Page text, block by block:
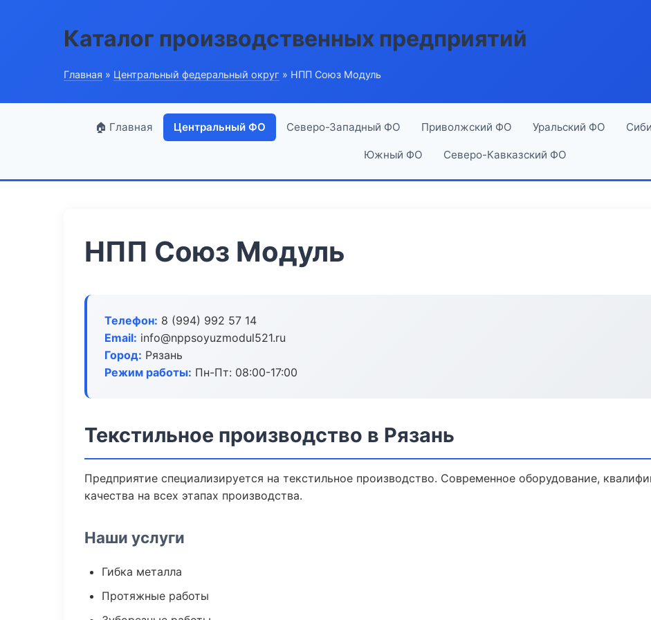
Каталог производственных предприятий
Главная » Центральный федеральный округ » НПП Союз Модуль
🏠 Главная Центральный ФО Северо-Западный ФО Приволжский ФО Уральский ФО
Южный ФО Северо-Кавказский ФО
НПП Союз Модуль
Телефон: 8 (994) 992 57 14
Email: info@nppsoyuzmodul521.ru
Город: Рязань
Режим работы: Пн-Пт: 08:00-17:00
Текстильное производство в Рязань
Предприятие специализируется на текстильное производство. Современное оборудование,
качества на всех этапах производства.
Наши услуги
Гибка металла
Протяжные работы